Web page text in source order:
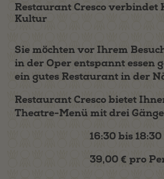
Restaurant Cresco
Kultur
Sie möchten vor Ihrem
in der Oper entspannt essen
ein gutes Restaurant in der
Restaurant Cresco bietet
Theatre-Menü mit drei
16:30 bis
39,00 € pro